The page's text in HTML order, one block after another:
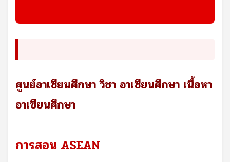
ศูนย์อาเซียนศึกษา วิชา อาเซียนศึกษา เนื้อหา
อาเซียนศึกษา
การสอน ASEAN